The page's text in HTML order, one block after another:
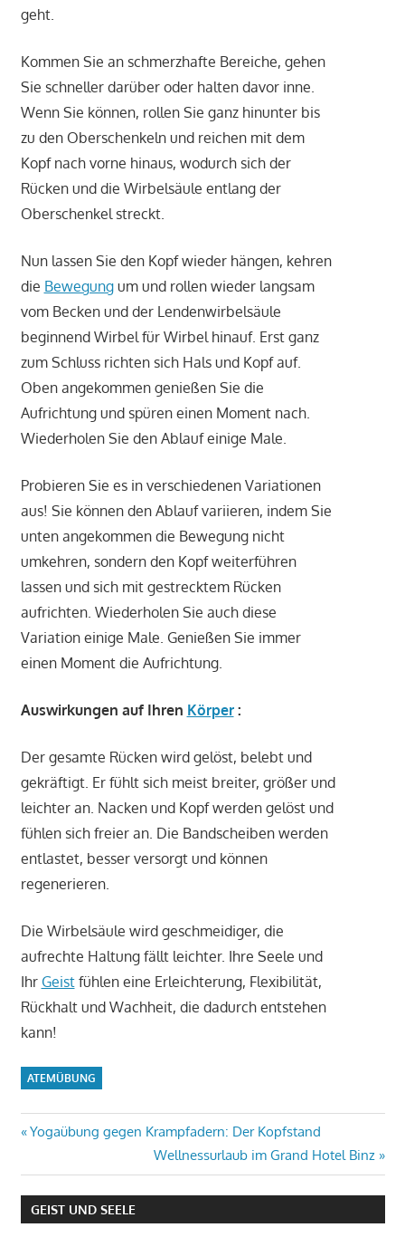
geht.
Kommen Sie an schmerzhafte Bereiche, gehen
Sie schneller darüber oder halten davor inne.
Wenn Sie können, rollen Sie ganz hinunter bis
zu den Oberschenkeln und reichen mit dem
Kopf nach vorne hinaus, wodurch sich der
Rücken und die Wirbelsäule entlang der
Oberschenkel streckt.
Nun lassen Sie den Kopf wieder hängen, kehren
die Bewegungum und rollen wieder langsam
vom Becken und der Lendenwirbelsäule
beginnend Wirbel für Wirbel hinauf. Erst ganz
zum Schluss richten sich Hals und Kopf auf.
Oben angekommen genießen Sie die
Aufrichtung und spüren einen Moment nach.
Wiederholen Sie den Ablauf einige Male.
Probieren Sie es in verschiedenen Variationen
aus! Sie können den Ablauf variieren, indem Sie
unten angekommen die Bewegung nicht
umkehren, sondern den Kopf weiterführen
lassen und sich mit gestrecktem Rücken
aufrichten. Wiederholen Sie auch diese
Variation einige Male. Genießen Sie immer
einen Moment die Aufrichtung.
Auswirkungen auf Ihren Körper:
Der gesamte Rücken wird gelöst, belebt und
gekräftigt. Er fühlt sich meist breiter, größer und
leichter an. Nacken und Kopf werden gelöst und
fühlen sich freier an. Die Bandscheiben werden
entlastet, besser versorgt und können
regenerieren.
Die Wirbelsäule wird geschmeidiger, die
aufrechte Haltung fällt leichter. Ihre Seele und
Ihr Geistfühlen eine Erleichterung, Flexibilität,
Rückhalt und Wachheit, die dadurch entstehen
kann!
ATEMÜBUNG
Beitrags-
Navigation
Vorheriger
Yogaübung gegen Krampfadern: Der Kopfstand
Nächster
Beitrag:
Wellnessurlaub im Grand Hotel Binz
GEIST UND SEELE